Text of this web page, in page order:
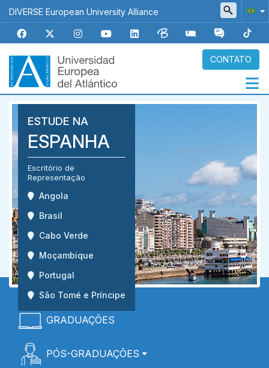
Pular
para
conteúdo
principal
DIVERSE European University Alliance
CONTATO
Navegación
principal
ESTUDE NA
ESPANHA
Escritório de
Representação
Angola
Brasil
Cabo Verde
Moçambique
Portugal
São Tomé e Príncipe
Menú
Home
GRADUAÇÕES
PÓS-GRADUAÇÕES